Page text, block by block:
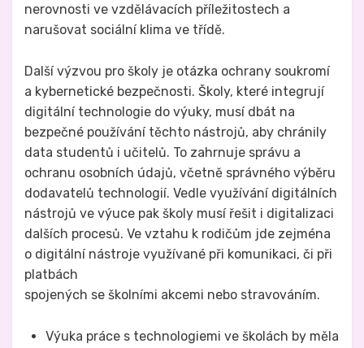
nerovnosti ve vzdělávacích příležitostech a
narušovat sociální klima ve třídě.
Další výzvou pro školy je otázka ochrany soukromí
a kybernetické bezpečnosti. Školy, které integrují
digitální technologie do výuky, musí dbát na
bezpečné používání těchto nástrojů, aby chránily
data studentů i učitelů. To zahrnuje správu a
ochranu osobních údajů, včetně správného výběru
dodavatelů technologií. Vedle využívání digitálních
nástrojů ve výuce pak školy musí řešit i digitalizaci
dalších procesů. Ve vztahu k rodičům jde zejména
o digitální nástroje využívané při komunikaci, či při
platbách
spojených se školními akcemi nebo stravováním.
Výuka práce s technologiemi ve školách by měla